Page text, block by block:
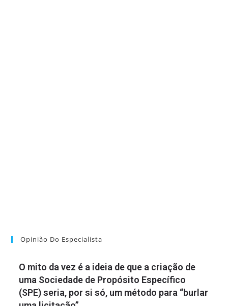
Opinião Do Especialista
O mito da vez é a ideia de que a criação de
uma Sociedade de Propósito Específico
(SPE) seria, por si só, um método para “burlar